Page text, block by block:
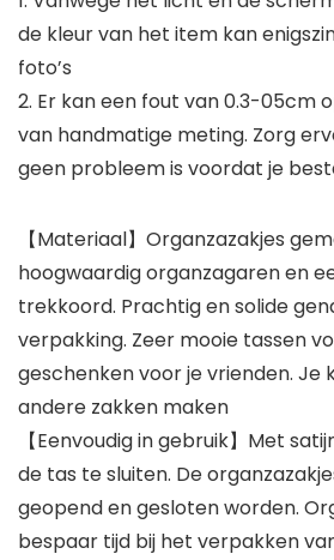
de kleur van het item kan
foto’s
2. Er kan een fout van 0.3-05cm
van handmatige meting. Zorg
geen probleem is voordat je
【Materiaal】Organzazakjes
hoogwaardig organzagaren en
trekkoord. Prachtig en solide
verpakking. Zeer mooie tassen
geschenken voor je vrienden. Je
andere zakken maken
【Eenvoudig in gebruik】Met
de tas te sluiten. De
geopend en gesloten worden.
bespaar tijd bij het verpakken